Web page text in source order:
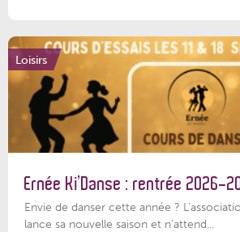
Loisirs
Ernée Ki’Danse : rentrée 2026-
Envie de danser cette année ?
lance sa nouvelle saison et n'attend...